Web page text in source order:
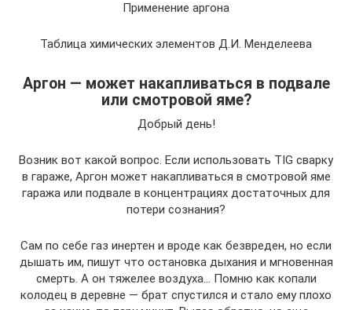
Применение аргона
Таблица химических элементов Д.И. Менделеева
Аргон — может накапливаться в подвале
или смотровой яме?
Добрый день!
Возник вот какой вопрос. Если использовать TIG сварку
в гараже, Аргон может накапливаться в смотровой яме
гаража или подвале в концентрациях достаточных для
потери сознания?
Сам по себе газ инертен и вроде как безвреден, но если
дышать им, пишут что остановка дыхания и мгновенная
смерть. А он тяжелее воздуха… Помню как копали
колодец в деревне — брат спустился и стало ему плохо